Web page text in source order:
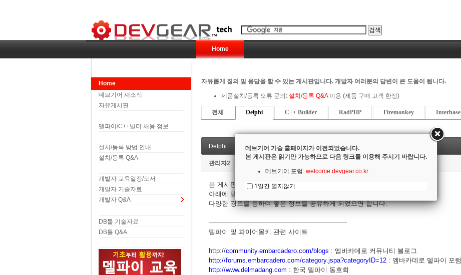
Home
Home
데브기어 새소식
자유게시판
델파이/C++빌더 채용 정보
설치/등록 방법 안내
설치/등록 Q&A
개발자 교육일정/도서
개발자 기술자료
개발자 Q&A
DB툴 기술자료
DB툴 Q&A
자유롭게 질의 및 응답을 할 수 있는 게시판입니다. 개발자 여러분의 답변이 큰 도움이 됩니다.
제품설치/등록 오류 문의: 설치/등록 Q&A 이용 (제품 구매 고객 한정)
전체 Delphi C++ Builder RadPHP Firemonkey Interbase
Delphi 유용한 관련 사이트
관리자2
본 게시판에서 만족스러운 답변을 공유하지 못할 수도 있습니다.
아래에 델파이 관련하여 활발하게 정보가 교류되고 있는 사이트를 소개합니다
다양한 경로를 통하여 좋은 정보를 공유하게 되었으면 합니다.
---------------------------------------------------------------------
델파이 및 파이어몽키 관련 사이트
http://community.embarcadero.com/blogs : 엠바카데로 커뮤니티 블로그
http://forums.embarcadero.com/category.jspa?categoryID=12 : 엠바카데로 델파이 포럼
http://www.delmadang.com : 한국 델파이 동호회
데브기어 기술 홈페이지가 이전되었습니다.
본 게시판은 읽기만 가능하므로 다음 링크를 이용해 주시기 바랍니다.
데브기어 포럼: welcome.devgear.co.kr
1일간 열지않기